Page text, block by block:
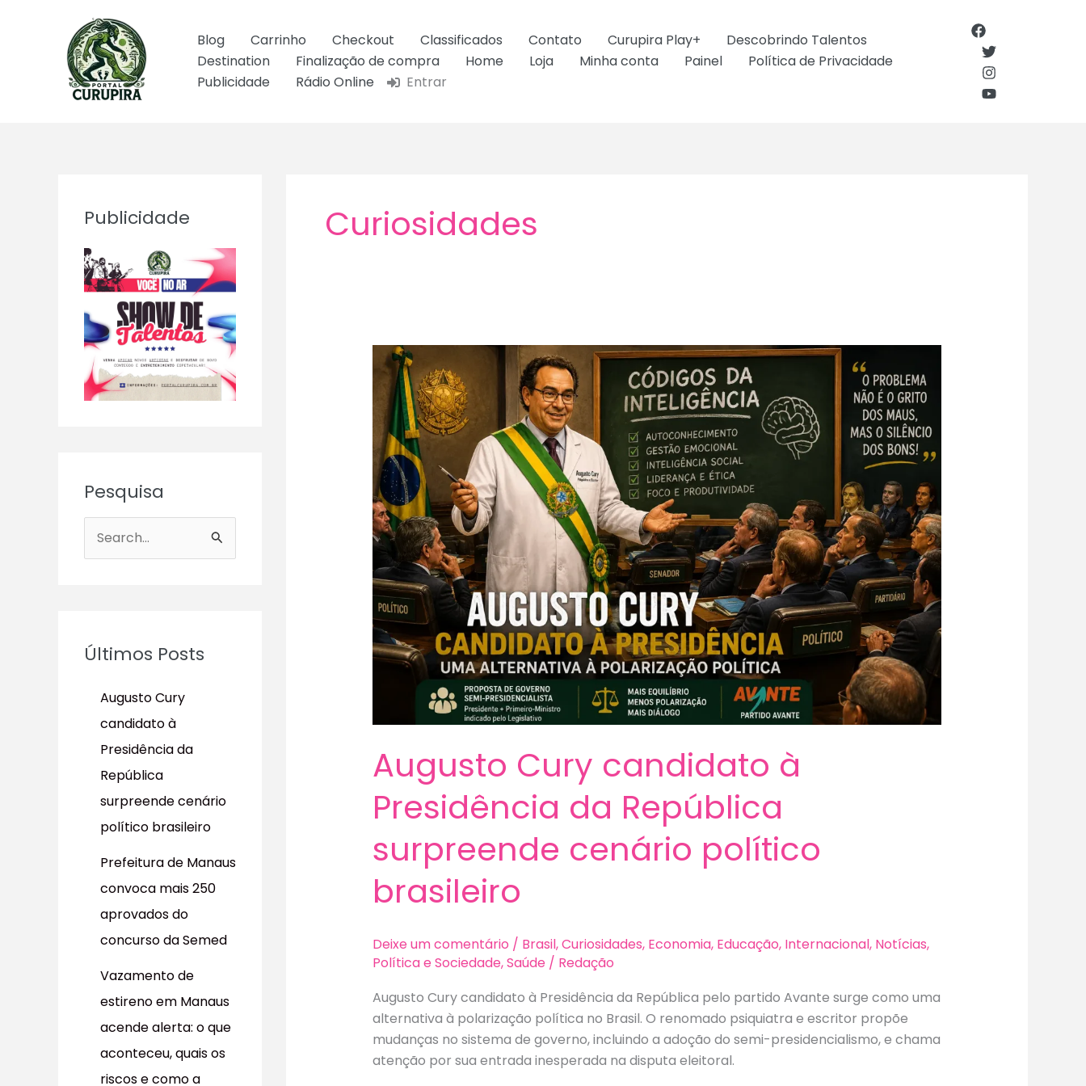
Blog Carrinho Checkout Classificados Contato Curupira Play+
Descobrindo Talentos
Destination
Finalização de compra Home Loja Minha conta Painel
Política de Privacidade
Publicidade
Rádio Online Entrar
Publicidade
Pesquisa
e
Últimos Posts
Augusto Cury
candidato à
Presidência da
República
surpreende cenário
político brasileiro
Prefeitura de Manaus
convoca mais 250
aprovados do
concurso da Semed
Vazamento de
estireno em Manaus
acende alerta: o que
aconteceu, quais os
riscos e como a
Curiosidades
Augusto Cury candidato à
Presidência da República
surpreende cenário político
brasileiro
Deixe um comentário / Brasil,Curiosidades, Economia, Educação, Internacional, Notícias,
Política e Sociedade,Saúde / Redação
Augusto Cury candidato à Presidência da República pelo partido Avante surge como uma
alternativa à polarização política no Brasil. O renomado psiquiatra e escritor propõe
mudanças no sistema de governo, incluindo a adoção do semi-presidencialismo, e chama
atenção por sua entrada inesperada na disputa eleitoral.